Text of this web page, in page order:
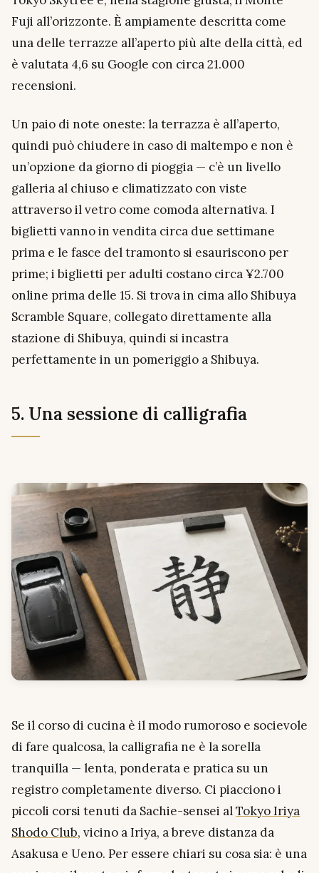
Fuji all’orizzonte. È ampiamente descritta come
una delle terrazze all’aperto più alte della città, ed
è valutata 4,6 su Google con circa 21.000
recensioni.
Un paio di note oneste: la terrazza è all’aperto,
quindi può chiudere in caso di maltempo e non è
un’opzione da giorno di pioggia — c’è un livello
galleria al chiuso e climatizzato con viste
attraverso il vetro come comoda alternativa. I
biglietti vanno in vendita circa due settimane
prima e le fasce del tramonto si esauriscono per
prime; i biglietti per adulti costano circa ¥2.700
online prima delle 15. Si trova in cima allo Shibuya
Scramble Square, collegato direttamente alla
stazione di Shibuya, quindi si incastra
perfettamente in un pomeriggio a Shibuya.
5. Una sessione di calligrafia
Se il corso di cucina è il modo rumoroso e socievole
di fare qualcosa, la calligrafia ne è la sorella
tranquilla — lenta, ponderata e pratica su un
registro completamente diverso. Ci piacciono i
piccoli corsi tenuti da Sachie-sensei alTokyo Iriya
Shodo Club, vicino a Iriya, a breve distanza da
Asakusa e Ueno. Per essere chiari su cosa sia: è una